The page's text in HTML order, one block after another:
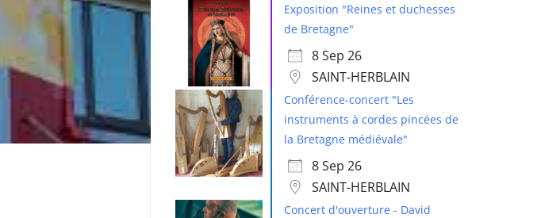
Exposition "Reines et duchesses
de Bretagne"
8 Sep 26
SAINT-HERBLAIN
Conférence-concert "Les
instruments à cordes pincées de
la Bretagne médiévale"
8 Sep 26
SAINT-HERBLAIN
Concert d'ouverture - David